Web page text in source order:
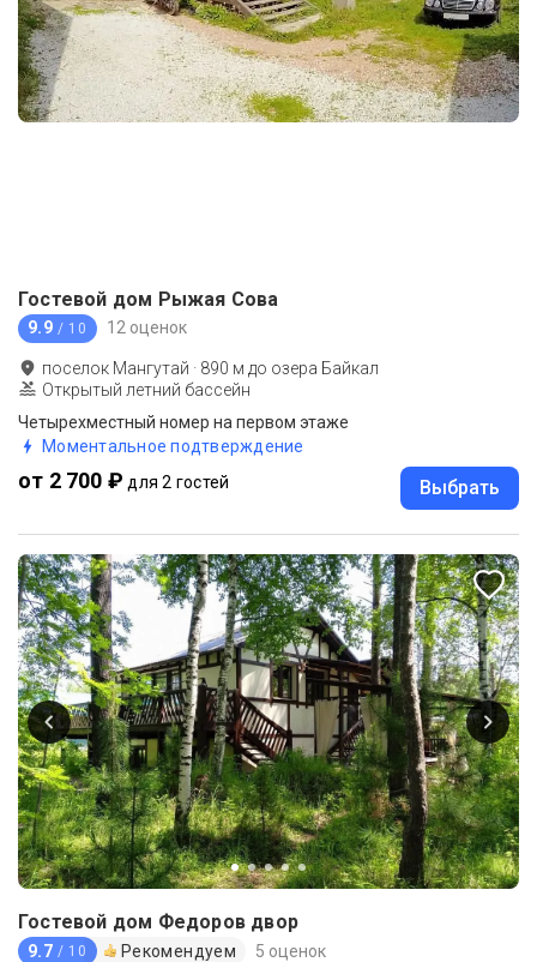
Гостевой дом Рыжая Сова
9.9 / 10 12 оценок
поселок Мангутай · 890 м до озера Байкал
Открытый летний бассейн
Четырехместный номер на первом этаже
Моментальное подтверждение
от 2 700 ₽ для 2 гостей Выбрать
Гостевой дом Федоров двор
9.7 / 10 Рекомендуем 5 оценок